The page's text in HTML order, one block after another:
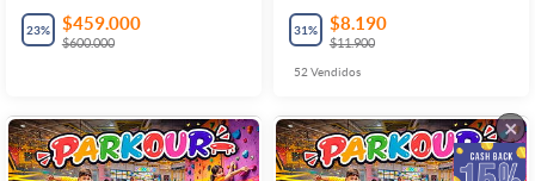
23% $459.000
$600.000
31% $8.190
$11.900
52 Vendidos
×